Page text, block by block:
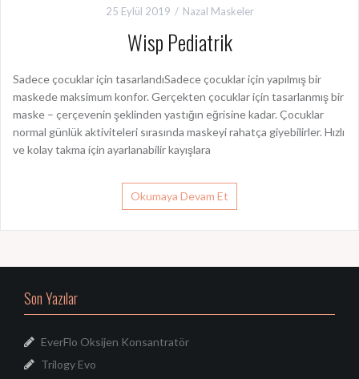
25 Eylül 2019 Nazal Maskeler
Wisp Pediatrik
Sadece çocuklar için tasarlandıSadece çocuklar için yapılmış bir
maskede maksimum konfor. Gerçekten çocuklar için tasarlanmış bir
maske – çerçevenin şeklinden yastığın eğrisine kadar. Çocuklar
normal günlük aktiviteleri sırasında maskeyi rahatça giyebilirler. Hızlı
ve kolay takma için ayarlanabilir kayışlara
Okumaya Devam Et
Son Yazılar
EverFlo Oksijen Konsantratör
Trilogy Evo